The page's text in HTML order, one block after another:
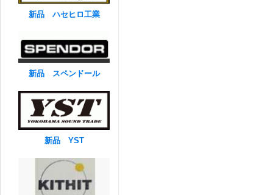
新品 ハセヒロ工業
新品 スペンドール
新品 YST